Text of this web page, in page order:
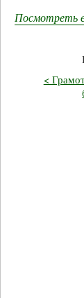
Посмотреть
<